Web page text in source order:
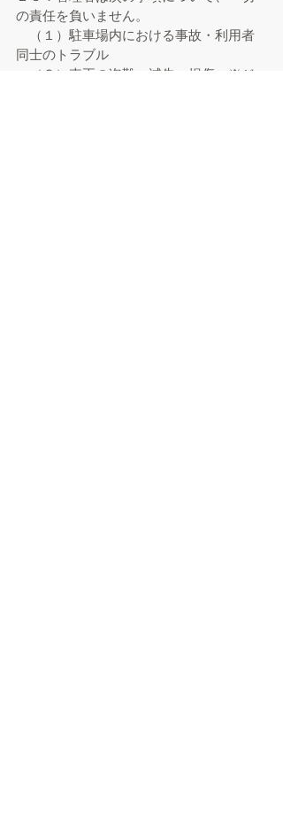
の責任を負いません。
（１）駐車場内における事故・利用者
同士のトラブル
（２）車両の盗難、滅失、損傷。※ジ